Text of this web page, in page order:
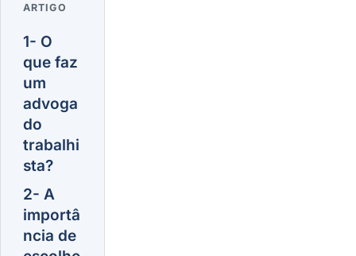
ARTIGO
1- O
que faz
um
advoga
do
trabalhi
sta?
2- A
importâ
ncia de